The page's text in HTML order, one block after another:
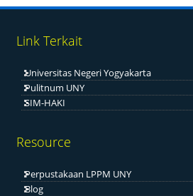
Link Terkait
Universitas Negeri Yogyakarta
Pulitnum UNY
SIM-HAKI
Resource
Perpustakaan LPPM UNY
Blog